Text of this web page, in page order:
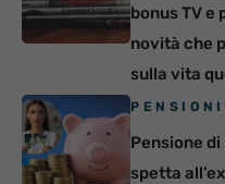
bonus TV e
novità che
sulla vita
PENSIONI
Pensione
spetta